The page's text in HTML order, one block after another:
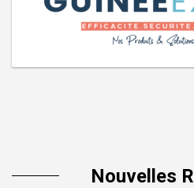
Nouvelles